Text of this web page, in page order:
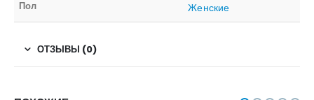
Пол Женские
ОТЗЫВЫ (0)